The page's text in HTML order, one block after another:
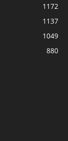
1172
1137
1049
880